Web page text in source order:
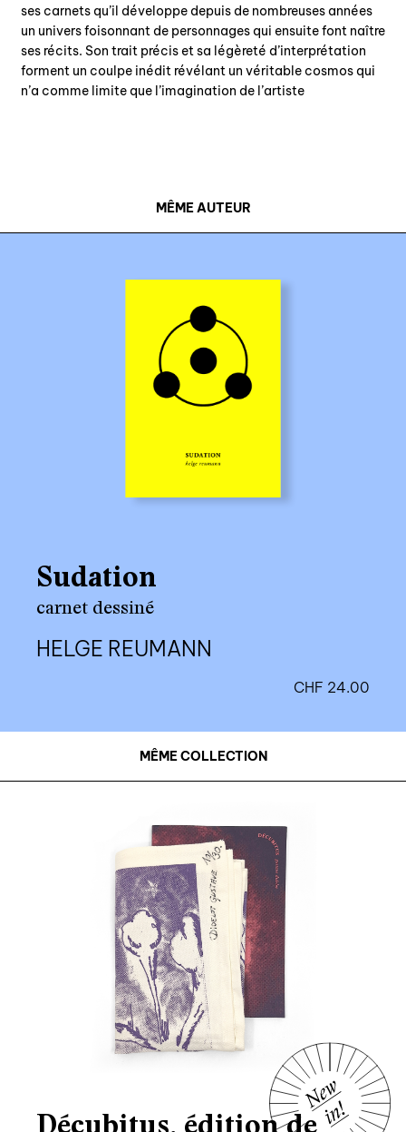
ses carnets qu’il développe depuis de nombreuses années
un univers foisonnant de personnages qui ensuite font naître
ses récits. Son trait précis et sa légèreté d’interprétation
forment un coulpe inédit révélant un véritable cosmos qui
n’a comme limite que l’imagination de l’artiste
MÊME AUTEUR
Sudation
carnet dessiné
HELGE REUMANN
CHF 24.00
MÊME COLLECTION